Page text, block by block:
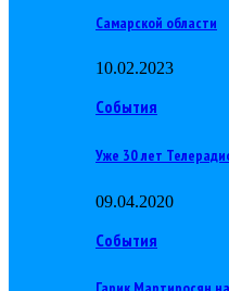
Самарской области
10.02.2023
События
Уже 30 лет
09.04.2020
События